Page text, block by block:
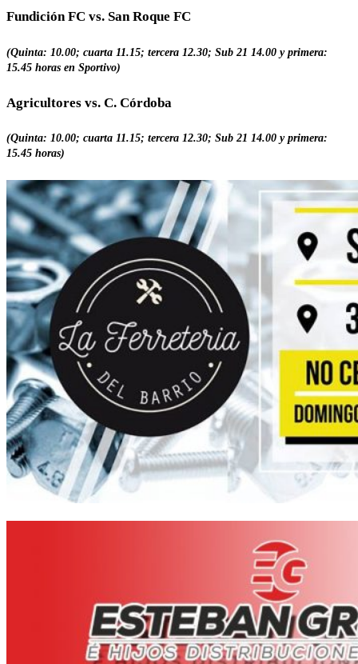
Fundición FC vs. San Roque FC
(Quinta: 10.00; cuarta 11.15; tercera 12.30; Sub 21 14.00 y primera:
15.45 horas en Sportivo)
Agricultores vs. C. Córdoba
(Quinta: 10.00; cuarta 11.15; tercera 12.30; Sub 21 14.00 y primera:
15.45 horas)